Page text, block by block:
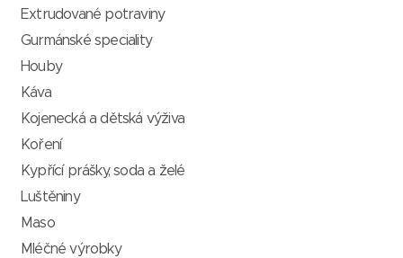
Extrudované potraviny
Gurmánské speciality
Houby
Káva
Kojenecká a dětská výživa
Koření
Kypřící prášky, soda a želé
Luštěniny
Maso
Mléčné výrobky